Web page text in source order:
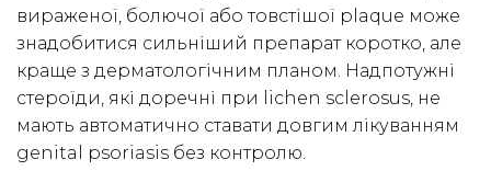
вираженої, болючої або товстішої plaque може
знадобитися сильніший препарат коротко, але
краще з дерматологічним планом. Надпотужні
стероїди, які доречні при lichen sclerosus, не
мають автоматично ставати довгим лікуванням
genital psoriasis без контролю.